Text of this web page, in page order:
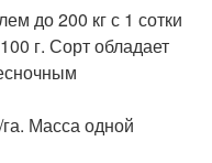
до 200 кг с 1 сотки
г. Сорт обладает
Масса одной